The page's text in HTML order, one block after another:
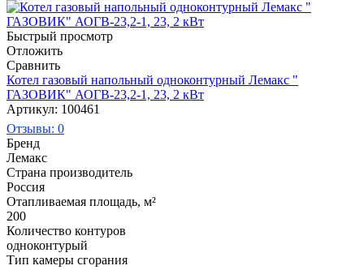
Быстрый просмотр
Отложить
Сравнить
Котел газовый напольный одноконтурный Лемакс "
ГАЗОВИК" АОГВ-23,2-1, 23, 2 кВт
Артикул: 100461
Отзывы: 0
Бренд
Лемакс
Страна производитель
Россия
Отапливаемая площадь, м²
200
Количество контуров
одноконтурый
Тип камеры сгорания